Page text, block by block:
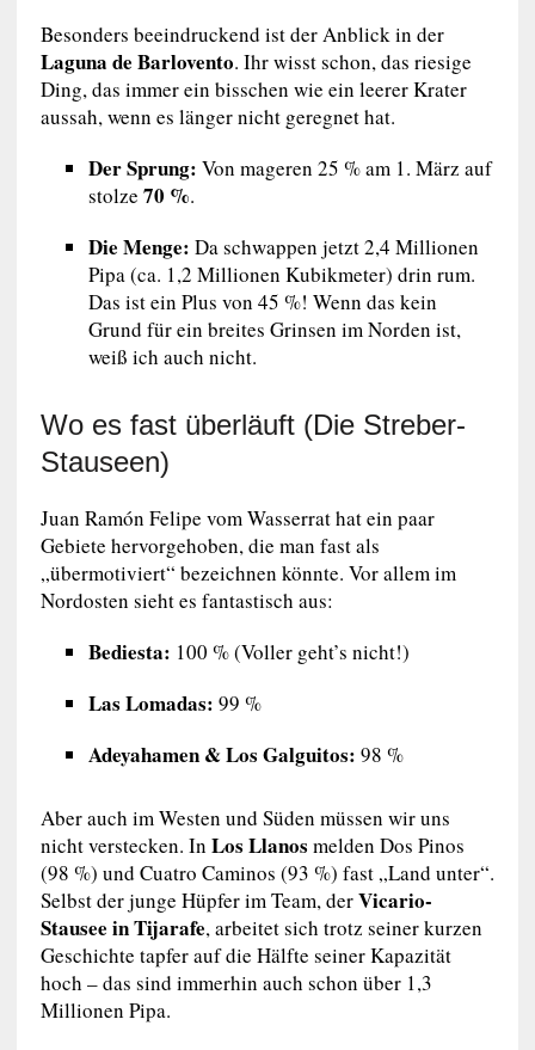
Besonders beeindruckend ist der Anblick in der
Laguna de Barlovento. Ihr wisst schon, das riesige
Ding, das immer ein bisschen wie ein leerer Krater
aussah, wenn es länger nicht geregnet hat.
Der Sprung: Von mageren 25 % am 1. März auf
stolze 70 %.
Die Menge: Da schwappen jetzt 2,4 Millionen
Pipa (ca. 1,2 Millionen Kubikmeter) drin rum.
Das ist ein Plus von 45 %! Wenn das kein
Grund für ein breites Grinsen im Norden ist,
weiß ich auch nicht.
Wo es fast überläuft (Die Streber-
Stauseen)
Juan Ramón Felipe vom Wasserrat hat ein paar
Gebiete hervorgehoben, die man fast als
„übermotiviert“ bezeichnen könnte. Vor allem im
Nordosten sieht es fantastisch aus:
Bediesta: 100 % (Voller geht’s nicht!)
Las Lomadas: 99 %
Adeyahamen & Los Galguitos: 98 %
Aber auch im Westen und Süden müssen wir uns
nicht verstecken. In Los Llanos melden Dos Pinos
(98 %) und Cuatro Caminos (93 %) fast „Land unter“.
Selbst der junge Hüpfer im Team, derVicario-
Stausee in Tijarafe, arbeitet sich trotz seiner kurzen
Geschichte tapfer auf die Hälfte seiner Kapazität
hoch – das sind immerhin auch schon über 1,3
Millionen Pipa.